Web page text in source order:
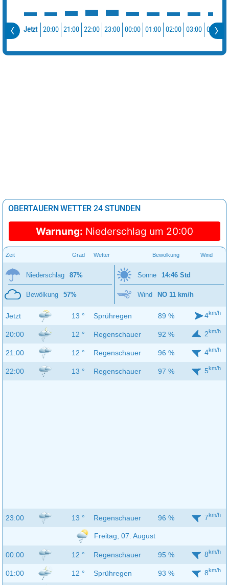
Jetzt 20:00 21:00 22:00 23:00 00:00 01:00 02:00 03:00 04:00
OBERTAUERN WETTER 24 STUNDEN
Warnung: Niederschlag um 20:00
Zeit Grad Wetter Bewölkung Wind
Niederschlag 87%
Bewölkung 57%
Sonne 14:46 Std
Wind NO 11 km/h
Jetzt 13 ° Sprühregen 89 % 4km/h
20:00 12 ° Regenschauer 92 % 2km/h
21:00 12 ° Regenschauer 96 % 4km/h
22:00 13 ° Regenschauer 97 % 5km/h
23:00 13 ° Regenschauer 96 % 7km/h
Freitag, 07. August
00:00 12 ° Regenschauer 95 % 8km/h
01:00 12 ° Sprühregen 93 % 8km/h